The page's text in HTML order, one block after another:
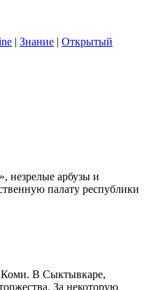
| Знание | Открытый
незрелые арбузы и
палату республики
Коми. В Сыктывкаре,
За некоторую